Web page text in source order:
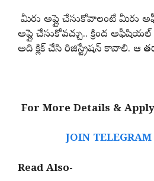
మీరు అప్లై చేసుకోవాలంటే మీరు
అప్లై చేసుకోవచ్చు.. క్రింద
అది క్లిక్ చేసి రిజిస్ట్రేషన్ కావాలి. ఆ
For More Details &
JOIN
Read Also-